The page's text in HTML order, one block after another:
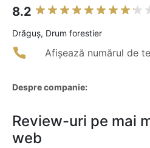
8.2
Drăguş, Drum forestier
Afișează numărul de
Despre companie:
Review-uri pe mai
web